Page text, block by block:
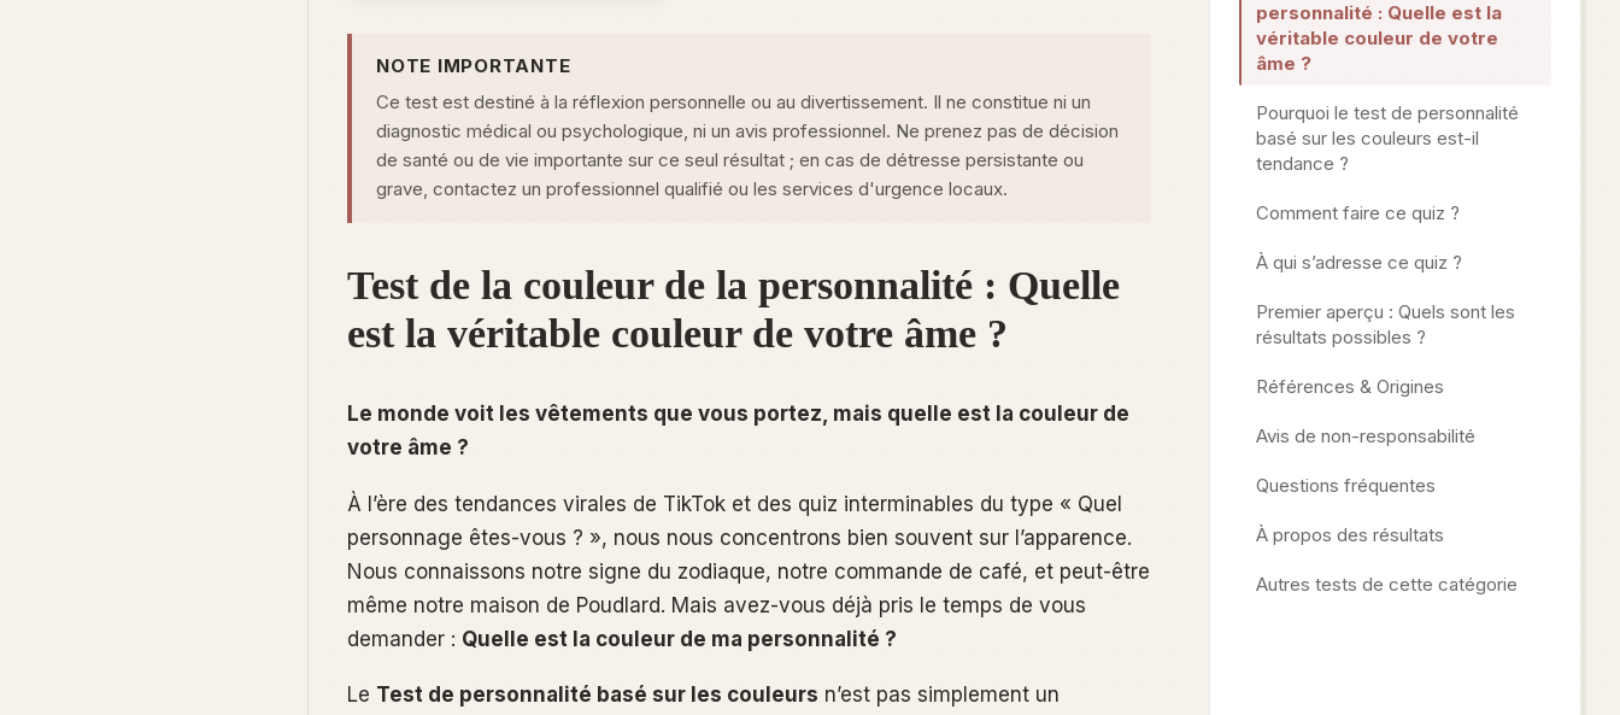
NOTE IMPORTANTE
Ce test est destiné à la réflexion personnelle ou au divertissement. Il ne constitue ni un
diagnostic médical ou psychologique, ni un avis professionnel. Ne prenez pas de décision
de santé ou de vie importante sur ce seul résultat ; en cas de détresse persistante ou
grave, contactez un professionnel qualifié ou les services d'urgence locaux.
Test de la couleur de la personnalité : Quelle
est la véritable couleur de votre âme ?
Le monde voit les vêtements que vous portez, mais quelle est la couleur de
votre âme ?
À l’ère des tendances virales de TikTok et des quiz interminables du type « Quel
personnage êtes-vous ? », nous nous concentrons bien souvent sur l’apparence.
Nous connaissons notre signe du zodiaque, notre commande de café, et peut-être
même notre maison de Poudlard. Mais avez-vous déjà pris le temps de vous
demander : Quelle est la couleur de ma personnalité ?
Le Test de personnalité basé sur les couleurs n’est pas simplement un
personnalité : Quelle est la
véritable couleur de votre
âme ?
Pourquoi le test de personnalité
basé sur les couleurs est-il
tendance ?
Comment faire ce quiz ?
À qui s’adresse ce quiz ?
Premier aperçu : Quels sont les
résultats possibles ?
Références & Origines
Avis de non-responsabilité
Questions fréquentes
À propos des résultats
Autres tests de cette catégorie